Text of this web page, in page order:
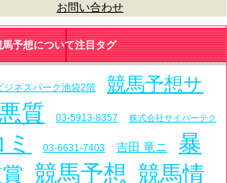
お問い合わせ
馬予想について注目タグ
ジネスパーク池袋2階
競馬予想サ
悪質 03-5913-8357 株式会社サイバーテク
03-6631-7403 吉田 竜ニ
暴
競馬予想 競馬情